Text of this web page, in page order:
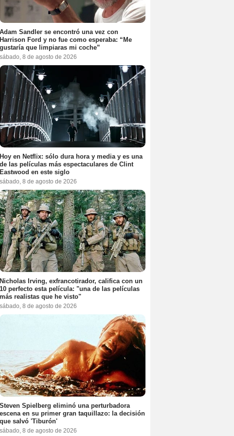
Adam Sandler se encontró una vez con
Harrison Ford y no fue como esperaba: “Me
gustaría que limpiaras mi coche”
sábado, 8 de agosto de 2026
Hoy en Netflix: sólo dura hora y media y es una
de las películas más espectaculares de Clint
Eastwood en este siglo
sábado, 8 de agosto de 2026
Nicholas Irving, exfrancotirador, califica con un
10 perfecto esta película: "una de las películas
más realistas que he visto"
sábado, 8 de agosto de 2026
Steven Spielberg eliminó una perturbadora
escena en su primer gran taquillazo: la decisión
que salvó 'Tiburón'
sábado, 8 de agosto de 2026